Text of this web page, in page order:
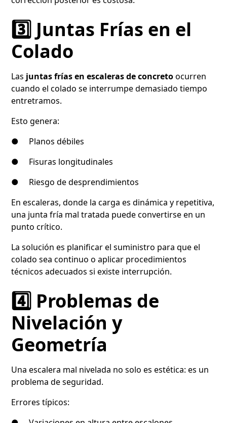
3️⃣ Juntas Frías en el
Colado
Las juntas frías en escaleras de concretoocurren
cuando el colado se interrumpe demasiado tiempo
entretramos.
Esto genera:
● Planos débiles
● Fisuras longitudinales
● Riesgo de desprendimientos
En escaleras, donde la carga es dinámica y repetitiva,
una junta fría mal tratada puede convertirse en un
punto crítico.
La solución es planificar el suministro para que el
colado sea continuo o aplicar procedimientos
técnicos adecuados si existe interrupción.
4️⃣ Problemas de
Nivelación y
Geometría
Una escalera mal nivelada no solo es estética: es un
problema de seguridad.
Errores típicos: